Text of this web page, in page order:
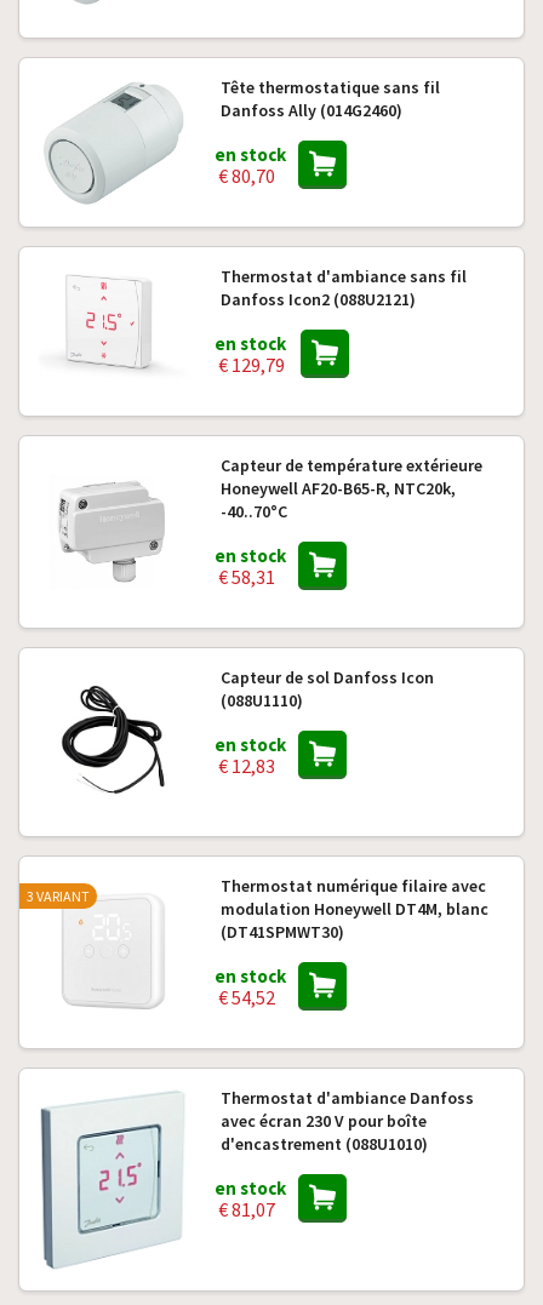
Tête thermostatique sans fil
Danfoss Ally (014G2460)
en stock
€ 80,70
Thermostat d'ambiance sans fil
Danfoss Icon2 (088U2121)
en stock
€ 129,79
Capteur de température extérieure
Honeywell AF20-B65-R, NTC20k,
-40..70°C
en stock
€ 58,31
Capteur de sol Danfoss Icon
(088U1110)
en stock
€ 12,83
Thermostat numérique filaire avec
modulation Honeywell DT4M, blanc
(DT41SPMWT30)
en stock
€ 54,52
3 VARIANT
Thermostat d'ambiance Danfoss
avec écran 230 V pour boîte
d'encastrement (088U1010)
en stock
€ 81,07